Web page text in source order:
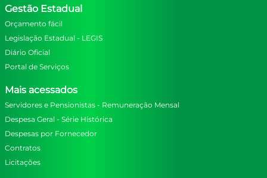
Gestão Estadual
Orçamento fácil
Legislação Estadual - LEGIS
Diário Oficial
Portal de Serviços
Mais acessados
Servidores e Pensionistas - Remuneração Mensal
Despesa Geral - Série Histórica
Despesas por Fornecedor
Contratos
Licitações